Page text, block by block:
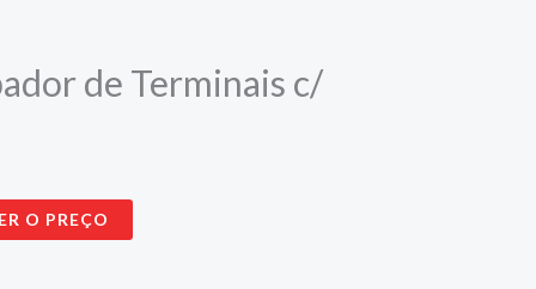
de Terminais c/
O PREÇO